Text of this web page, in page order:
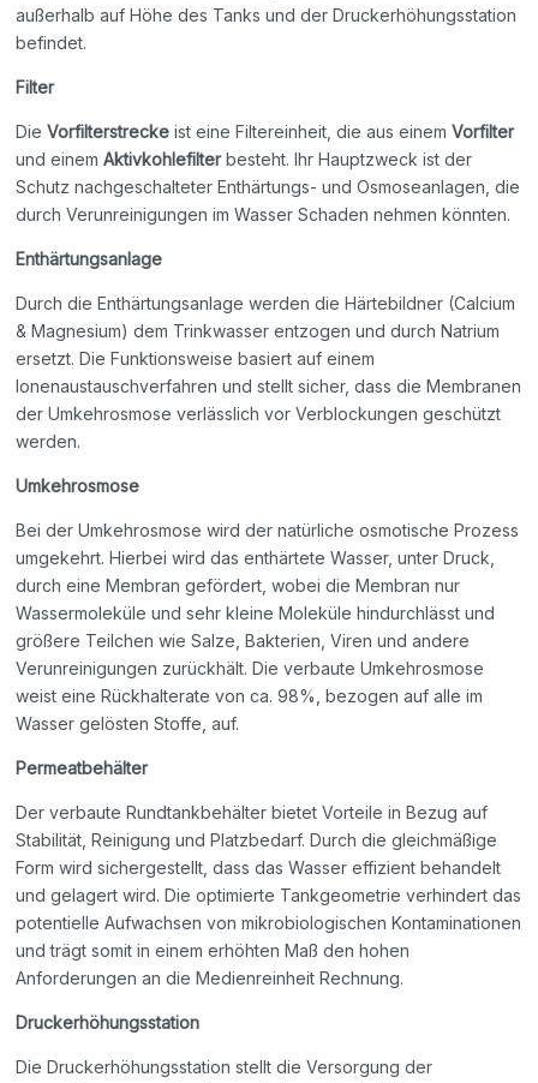
außerhalb auf Höhe des Tanks und der Druckerhöhungsstation
befindet.
Filter
DieVorfilterstrecke ist eine Filtereinheit, die aus einemVorfilter
und einemAktivkohlefilterbesteht. Ihr Hauptzweck ist der
Schutz nachgeschalteter Enthärtungs- und Osmoseanlagen, die
durch Verunreinigungen im Wasser Schaden nehmen könnten.
Enthärtungsanlage
Durch die Enthärtungsanlage werden die Härtebildner (Calcium
& Magnesium) dem Trinkwasser entzogen und durch Natrium
ersetzt. Die Funktionsweise basiert auf einem
Ionenaustauschverfahren und stellt sicher, dass die Membranen
der Umkehrosmose verlässlich vor Verblockungen geschützt
werden.
Umkehrosmose
Bei der Umkehrosmose wird der natürliche osmotische Prozess
umgekehrt. Hierbei wird das enthärtete Wasser, unter Druck,
durch eine Membran gefördert, wobei die Membran nur
Wassermoleküle und sehr kleine Moleküle hindurchlässt und
größere Teilchen wie Salze, Bakterien, Viren und andere
Verunreinigungen zurückhält. Die verbaute Umkehrosmose
weist eine Rückhalterate von ca. 98%, bezogen auf alle im
Wasser gelösten Stoffe, auf.
Permeatbehälter
Der verbaute Rundtankbehälter bietet Vorteile in Bezug auf
Stabilität, Reinigung und Platzbedarf. Durch die gleichmäßige
Form wird sichergestellt, dass das Wasser effizient behandelt
und gelagert wird. Die optimierte Tankgeometrie verhindert das
potentielle Aufwachsen von mikrobiologischen Kontaminationen
und trägt somit in einem erhöhten Maß den hohen
Anforderungen an die Medienreinheit Rechnung.
Druckerhöhungsstation
Die Druckerhöhungsstation stellt die Versorgung der